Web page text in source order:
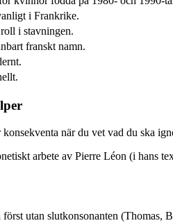
i Frankrike.
i stavningen.
franskt namn.
när du vet vad du ska
arbete av Pierre Léon (i hans
utan slutkonsonanten